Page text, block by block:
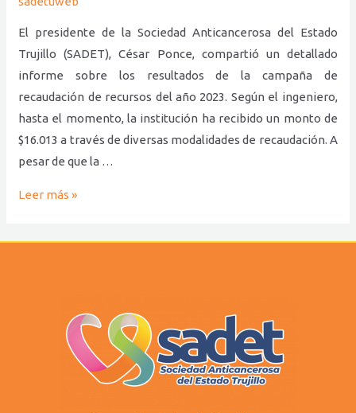
El presidente de la Sociedad Anticancerosa del Estado
Trujillo (SADET), César Ponce, compartió un detallado
informe sobre los resultados de la campaña de
recaudación de recursos del año 2023. Según el ingeniero,
hasta el momento, la institución ha recibido un monto de
$16.013 a través de diversas modalidades de recaudación. A
pesar de que la …
Leer más »